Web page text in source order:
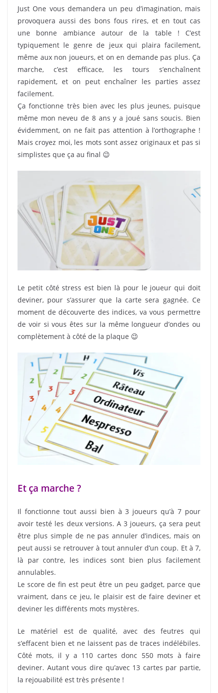
Just One vous demandera un peu d’imagination, mais
provoquera aussi des bons fous rires, et en tout cas
une bonne ambiance autour de la table ! C’est
typiquement le genre de jeux qui plaira facilement,
même aux non joueurs, et on en demande pas plus. Ça
marche, c’est efficace, les tours s’enchaînent
rapidement, et on peut enchaîner les parties assez
facilement.
Ça fonctionne très bien avec les plus jeunes, puisque
même mon neveu de 8 ans y a joué sans soucis. Bien
évidemment, on ne fait pas attention à l’orthographe !
Mais croyez moi, les mots sont assez originaux et pas si
simplistes que ça au final 😉
Le petit côté stress est bien là pour le joueur qui doit
deviner, pour s’assurer que la carte sera gagnée. Ce
moment de découverte des indices, va vous permettre
de voir si vous êtes sur la même longueur d’ondes ou
complètement à côté de la plaque 😉
Et ça marche ?
Il fonctionne tout aussi bien à 3 joueurs qu’à 7 pour
avoir testé les deux versions. A 3 joueurs, ça sera peut
être plus simple de ne pas annuler d’indices, mais on
peut aussi se retrouver à tout annuler d’un coup. Et à 7,
là par contre, les indices sont bien plus facilement
annulables.
Le score de fin est peut être un peu gadget, parce que
vraiment, dans ce jeu, le plaisir est de faire deviner et
deviner les différents mots mystères.
Le matériel est de qualité, avec des feutres qui
s’effacent bien et ne laissent pas de traces indélébiles.
Côté mots, il y a 110 cartes donc 550 mots à faire
deviner. Autant vous dire qu’avec 13 cartes par partie,
la rejouabilité est très présente !